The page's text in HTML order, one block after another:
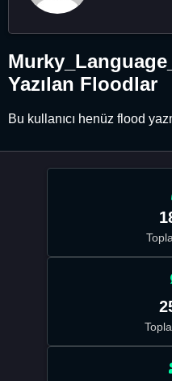
Yazılan Floodlar
Bu kullanıcı henüz flood